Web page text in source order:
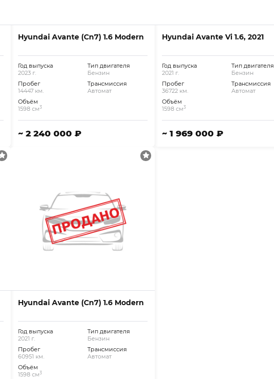
Hyundai Avante (Cn7) 1.6 Modern
Год выпуска
2023 г.
Пробег
14447 км.
Объём
1598 см3
Тип двигателя
Бензин
Трансмиссия
Автомат
~ 2 240 000 ₽
Hyundai Avante Vi 1.6, 2021
Год выпуска
2021 г.
Пробег
36722 км.
Объём
1598 см3
Тип двигателя
Бензин
Трансмиссия
Автомат
~ 1 969 000 ₽
Hyundai Avante (Cn7) 1.6 Modern
Год выпуска
2021 г.
Пробег
60951 км.
Объём
1598 см3
Тип двигателя
Бензин
Трансмиссия
Автомат